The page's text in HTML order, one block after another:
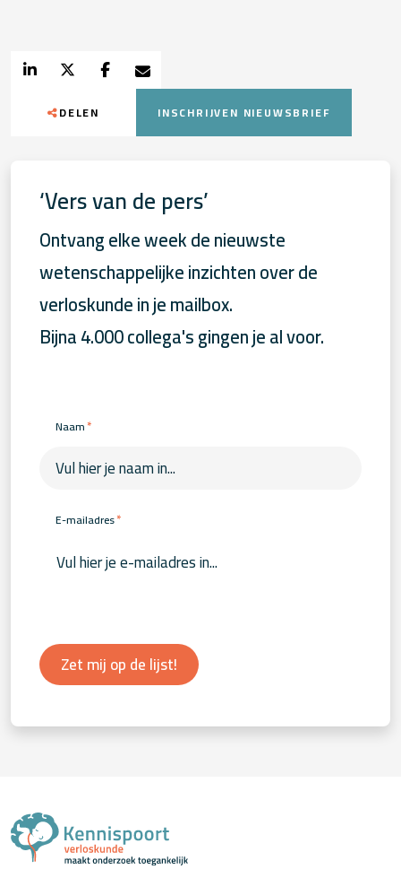
DELEN INSCHRIJVEN NIEUWSBRIEF
‘Vers van de pers’
Ontvang elke week de nieuwste
wetenschappelijke inzichten over de
verloskunde in je mailbox.
Bijna 4.000 collega's gingen je al voor.
Naam*
E-mailadres*
Zet mij op de lijst!